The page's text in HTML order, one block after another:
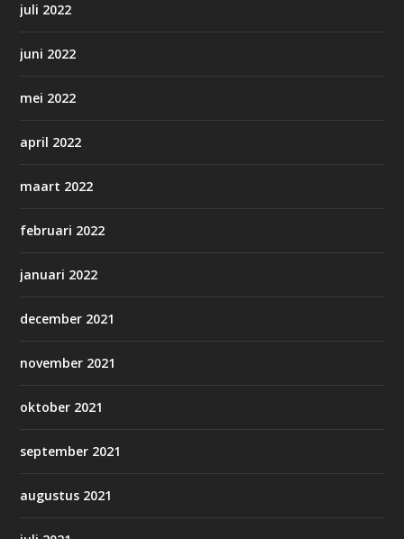
juli 2022
juni 2022
mei 2022
april 2022
maart 2022
februari 2022
januari 2022
december 2021
november 2021
oktober 2021
september 2021
augustus 2021